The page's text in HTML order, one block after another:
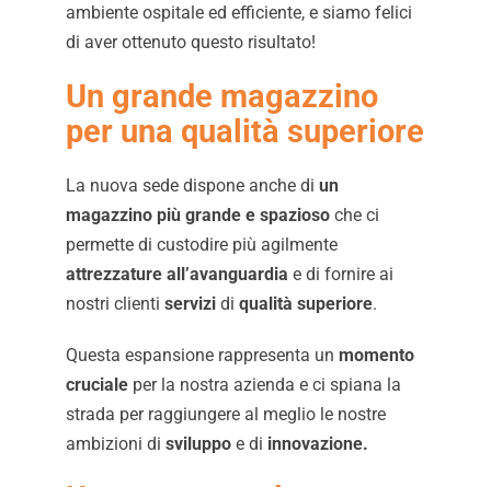
ambiente ospitale ed efficiente, e siamo felici
di aver ottenuto questo risultato!
Un grande magazzino
per una qualità superiore
La nuova sede dispone anche di un
magazzino più grande e spaziosoche ci
permette di custodire più agilmente
attrezzature all’avanguardia e di fornire ai
nostri clienti servizi di qualità superiore.
Questa espansione rappresenta un momento
cruciale per la nostra azienda e ci spiana la
strada per raggiungere al meglio le nostre
ambizioni di sviluppo e di innovazione.